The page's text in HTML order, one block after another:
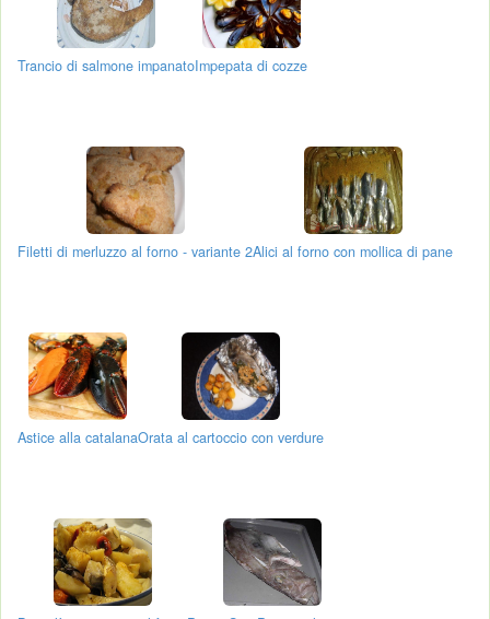
Trancio di salmone impanatoImpepata di cozze
Filetti di merluzzo al forno - variante 2Alici al forno con mollica di pane
Astice alla catalanaOrata al cartoccio con verdure